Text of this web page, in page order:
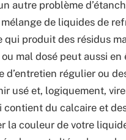
autre problème
de liquides de
produit des résidus
mal dosé peut aussi
d’entretien régulier ou
usé et, logiquement,
contient du calcaire et
la couleur de votre